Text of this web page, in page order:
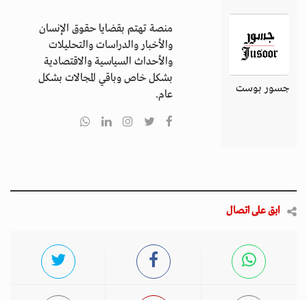
جسور بوست
منصة تهتم بقضايا حقوق الإنسان
والأخبار والدراسات والتحليلات
والأحداث السياسية والاقتصادية
بشكل خاص وباقي المجالات بشكل
عام.
ابق على اتصال